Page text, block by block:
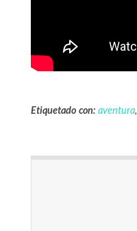
Etiquetado con: aventura,